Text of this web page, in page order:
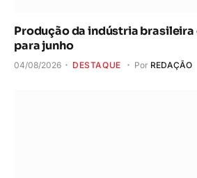
Produção da indústria brasileira
para junho
04/08/2026 DESTAQUE Por REDAÇÃO